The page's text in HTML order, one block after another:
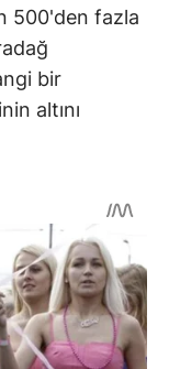
500'den fazla
bir
altını